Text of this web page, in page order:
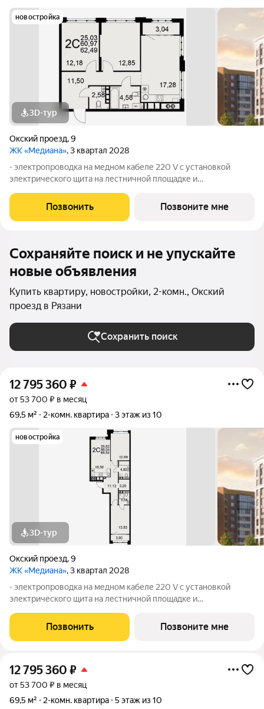
новостройка
3D-тур
Окский проезд,9
ЖК «Медиана», 3 квартал 2028
- электропроводка на медном кабеле 220 V с установкой
электрического щита на лестничной площадке и
стен, кроме стен лоджий, откосов дверных и оконных
проемов, ниш прохождения стояков
Позвонить Позвоните мне
Сохраняйте поиск и не упускайте
новые объявления
Купить квартиру, новостройки, 2-комн., Окский
проезд в Рязани
Сохранить поиск
12 795 360 ₽
от 53 700 ₽ в месяц
69,5 м²
2-комн. квартира 3 этаж из 10
новостройка
3D-тур
Окский проезд,9
ЖК «Медиана», 3 квартал 2028
- электропроводка на медном кабеле 220 V с установкой
электрического щита на лестничной площадке и
стен, кроме стен лоджий, откосов дверных и оконных
проемов, ниш прохождения стояков
Позвонить Позвоните мне
12 795 360 ₽
от 53 700 ₽ в месяц
69,5 м²
2-комн. квартира 5 этаж из 10